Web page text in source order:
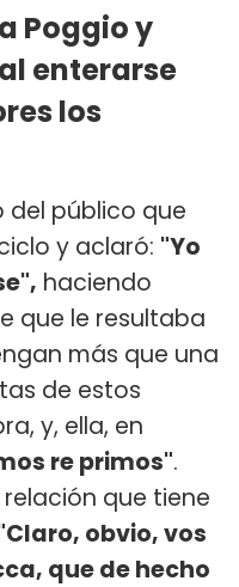
Poggio y
enterarse
los
del público que
y aclaró: "Yo
haciendo
que le resultaba
más que una
de estos
y, ella, en
re primos".
que tiene
obvio, vos
que de hecho